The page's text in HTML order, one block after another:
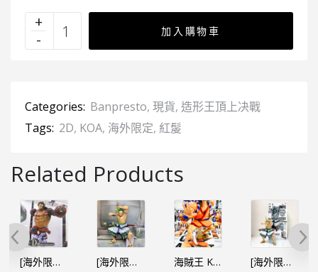
加入購物車
Categories: Banpresto, 現貨, 造形王頂上决戰
Tags: 2D, KOA, 海外限定, 紅髲
Related Products
[海外限定 SMSP] 海賊王 世界造形王頂上決戰3 四檔 2D色 [海外限定 SMSP] 海賊王 世界造形王頂上決戰3 卓洛 2D色 海賊王 KING OF ARTIST KOA – THE KOZUKI ODEN 光月御田（亞） [海外限定 SMSP] 海賊王 世界造形王頂上決戰3 卓洛 THE BRUSH